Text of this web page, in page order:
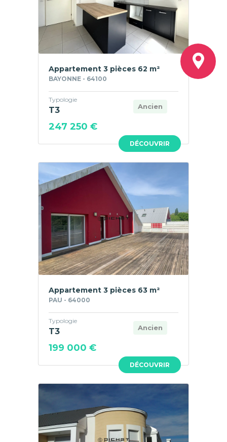
DÉCOUVRIR
Appartement 3 pièces 62 m²
BAYONNE - 64100
Ancien
Typologie
T3
247 250 €
DÉCOUVRIR
Appartement 3 pièces 63 m²
PAU - 64000
Ancien
Typologie
T3
199 000 €